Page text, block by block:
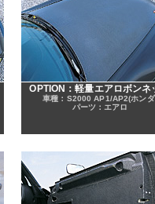
OPTION：軽量エアロボンネ
車種：S2000 AP1/AP2(ホン
パーツ：エアロ